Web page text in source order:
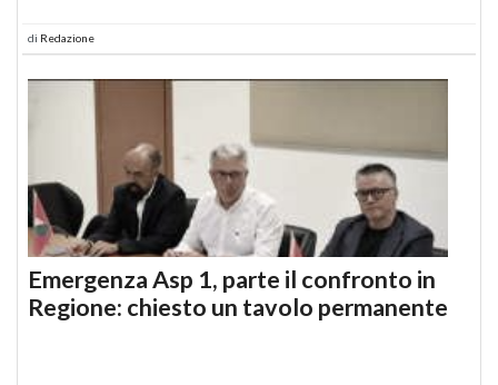
di Redazione
Emergenza Asp 1, parte il confronto in
Regione: chiesto un tavolo permanente